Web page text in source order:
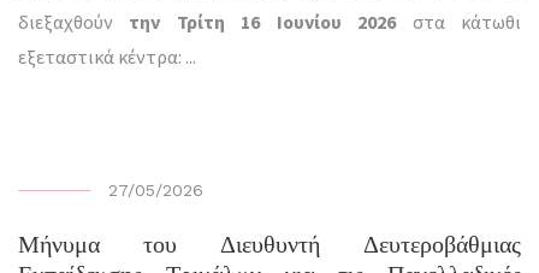
διεξαχθούν την Τρίτη 16 Ιουνίου 2026στα κάτωθι
εξεταστικά κέντρα: ...
27/05/2026
Μήνυμα του Διευθυντή Δευτεροβάθμιας